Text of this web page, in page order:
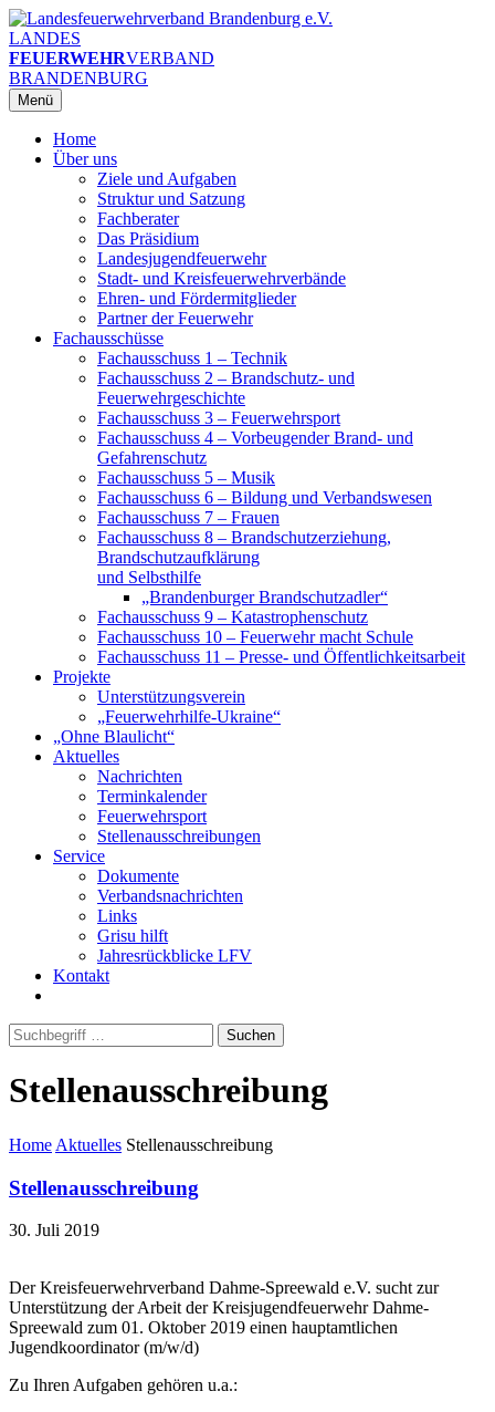
Zum
Inhalt
springen
LANDES
FEUERWEHRVERBAND
BRANDENBURG
Menü
Home
Über uns
Ziele und Aufgaben
Struktur und Satzung
Fachberater
Das Präsidium
Landesjugendfeuerwehr
Stadt- und Kreisfeuerwehrverbände
Ehren- und Fördermitglieder
Partner der Feuerwehr
Fachausschüsse
Fachausschuss 1 – Technik
Fachausschuss 2 – Brandschutz- und
Feuerwehrgeschichte
Fachausschuss 3 – Feuerwehrsport
Fachausschuss 4 – Vorbeugender Brand- und
Gefahrenschutz
Fachausschuss 5 – Musik
Fachausschuss 6 – Bildung und Verbandswesen
Fachausschuss 7 – Frauen
Fachausschuss 8 – Brandschutzerziehung,
Brandschutzaufklärung
und Selbsthilfe
„Brandenburger Brandschutzadler“
Fachausschuss 9 – Katastrophenschutz
Fachausschuss 10 – Feuerwehr macht Schule
Fachausschuss 11 – Presse- und Öffentlichkeitsarbeit
Projekte
Unterstützungsverein
„Feuerwehrhilfe-Ukraine“
„Ohne Blaulicht“
Aktuelles
Nachrichten
Terminkalender
Feuerwehrsport
Stellenausschreibungen
Service
Dokumente
Verbandsnachrichten
Links
Grisu hilft
Jahresrückblicke LFV
Kontakt
Suchen
Stellenausschreibung
Home Aktuelles Stellenausschreibung
Stellenausschreibung
30. Juli 2019
Der Kreisfeuerwehrverband Dahme-Spreewald e.V. sucht zur
Unterstützung der Arbeit der Kreisjugendfeuerwehr Dahme-
Spreewald zum 01. Oktober 2019 einen hauptamtlichen
Jugendkoordinator (m/w/d)
Zu Ihren Aufgaben gehören u.a.: